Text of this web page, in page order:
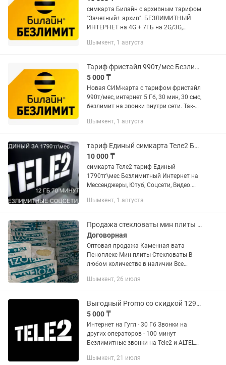
симкарта Билайн с архивным тарифом
"Зачетный+ архив". БЕЗЛИМИТНЫЙ
ИНТЕРНЕТ на 4G + 7ГБ на 2G/3G,
по РК. Так-же принимаю заказы на
Шымкент, 1 августа
Тариф фристайл 990т/мес Безлимитный Интернет новая симкарта Билайн
5 000 ₸
Новая СИМ-карта с тарифом фристайл
990т/мес, интернет 5 Гб, 30 мин, 30 смс,
безлимит на звонки внутри сети. Так-
разблокировку модемов роутеров
Шымкент, 1 августа
тариф Единый симкарта Теле2 Безлимитный Интернет
10 000 ₸
симкарта Теле2 тариф Единый
1790тг\мес Безлимитный Интернет на
Мессенджеры, Ютуб, Соцсети, Видео.
РК и на городские - 70 мин Звонки
Шымкент, 1 августа
Продажа стекловаты мин плиты стекловаты
Договорная
Оптовая продажа Каменная вата
Пеноплекс Мин плиты Стекловаты В
любом количестве в наличии Все
Шымкент, 26 июля
Выгодный Promo со скидкой 1295 на 6 месяцев Номер Tele2 с архивным тарифом
5 000 ₸
Интернет на Гугл - 30 Гб Звонки на
других операторов - 100 минут
Безлимитные звонки на Tele2 и ALTEL
Тикток Инстаграм и безлимитные
Шымкент, 21 июля